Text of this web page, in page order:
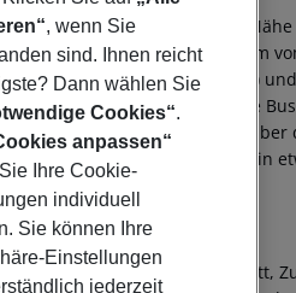
befindet sich ganz in der
liegen ca. 1 km
1,6 km), Camp Nou (ca. 2,6 km)
auch ein Taxistand sowie eine
gelegene Orte lassen sich
weiterer Flughafen (BCN) liegt in
Mit Doppelbett oder Twinbett,
, wenn Sie
sind. Ihnen reicht
Dann wählen Sie
Cookies“.
anpassen“
Ihre Cookie-
individuell
Sie können Ihre
Einstellungen
jederzeit